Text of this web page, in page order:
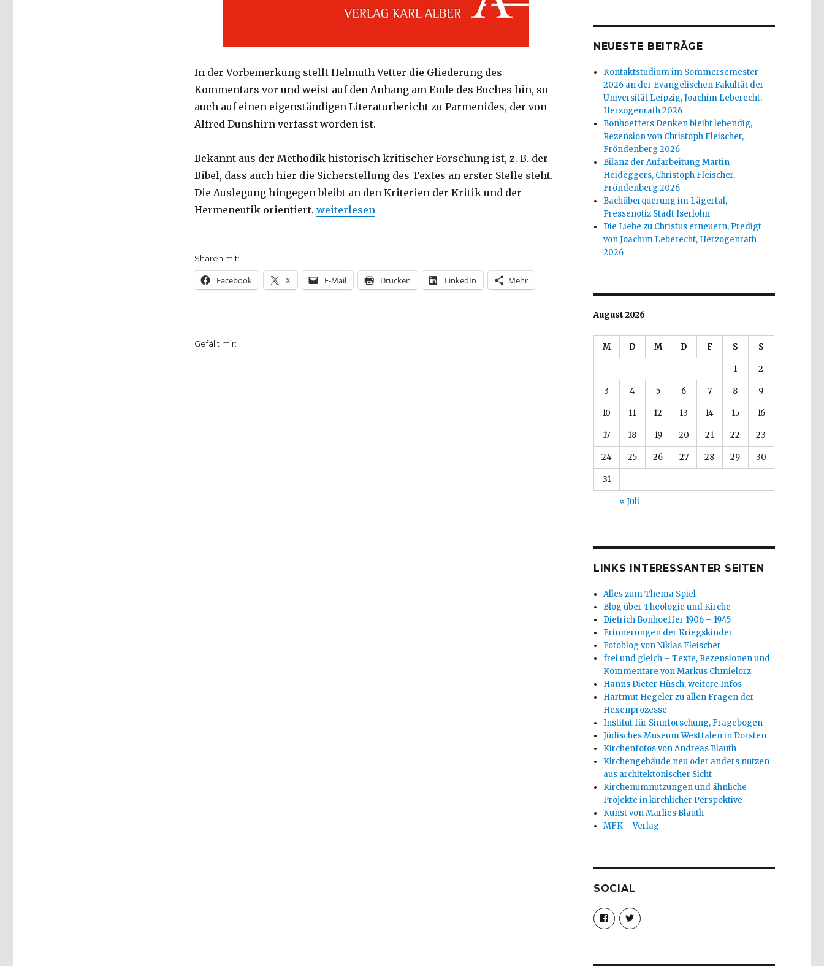
In der Vorbemerkung stellt Helmuth Vetter die Gliederung des
Kommentars vor und weist auf den Anhang am Ende des Buches hin, so
auch auf einen eigenständigen Literaturbericht zu Parmenides, der von
Alfred Dunshirn verfasst worden ist.
Bekannt aus der Methodik historisch kritischer Forschung ist, z. B. der
Bibel, dass auch hier die Sicherstellung des Textes an erster Stelle steht.
Die Auslegung hingegen bleibt an den Kriterien der Kritik und der
Hermeneutik orientiert. „Was ist Sein? Rezension von Christoph Fleischer und Konrad Schrieder, Welver/Hamm 2018“
weiterlesen
Sharen mit:
Facebook X E-Mail Drucken LinkedIn Mehr
Gefällt mir:
NEUESTE BEITRÄGE
Kontaktstudium im Sommersemester
2026 an der Evangelischen Fakultät der
Universität Leipzig, Joachim Leberecht,
Herzogenrath 2026
Bonhoeffers Denken bleibt lebendig,
Rezension von Christoph Fleischer,
Fröndenberg 2026
Bilanz der Aufarbeitung Martin
Heideggers, Christoph Fleischer,
Fröndenberg 2026
Bachüberquerung im Lägertal,
Pressenotiz Stadt Iserlohn
Die Liebe zu Christus erneuern, Predigt
von Joachim Leberecht, Herzogenrath
2026
August 2026
M D M D F S S
1 2
3 4 5 6 7 8 9
10 11 12 13 14 15 16
17 18 19 20 21 22 23
24 25 26 27 28 29 30
31
« Juli
LINKS INTERESSANTER SEITEN
Alles zum Thema Spiel
Blog über Theologie und Kirche
Dietrich Bonhoeffer 1906 – 1945
Erinnerungen der Kriegskinder
Fotoblog von Niklas Fleischer
frei und gleich – Texte, Rezensionen und
Kommentare von Markus Chmielorz
Hanns Dieter Hüsch, weitere Infos
Hartmut Hegeler zu allen Fragen der
Hexenprozesse
Institut für Sinnforschung, Fragebogen
Jüdisches Museum Westfalen in Dorsten
Kirchenfotos von Andreas Blauth
Kirchengebäude neu oder anders nutzen
aus architektonischer Sicht
Kirchenumnutzungen und ähnliche
Projekte in kirchlicher Perspektive
Kunst von Marlies Blauth
MFK – Verlag
SOCIAL
Profil
von
christoph.fleischer1
anzeigen
Profil
von
anzeigen